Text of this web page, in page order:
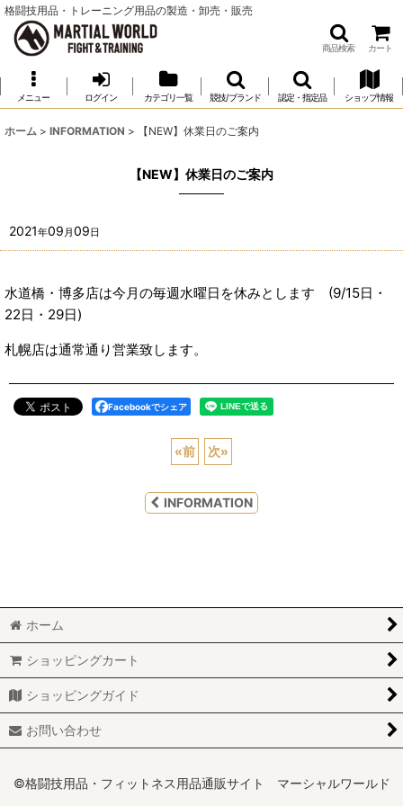
格闘技用品・トレーニング用品の製造・卸売・販売
商品検索 カート
メニュー ログイン カテゴリ一覧 競技/ブランド 認定・指定品 ショップ情報
ホーム > INFORMATION > 【NEW】休業日のご案内
【NEW】休業日のご案内
2021年09 月09日
水道橋・博多店は今月の毎週水曜日を休みとします (9/15日・
22日・29日)
札幌店は通常通り営業致します。
Facebookでシェア
«前 次»
INFORMATION
ホーム
ショッピングカート
ショッピングガイド
お問い合わせ
©格闘技用品・フィットネス用品通販サイト マーシャルワールド